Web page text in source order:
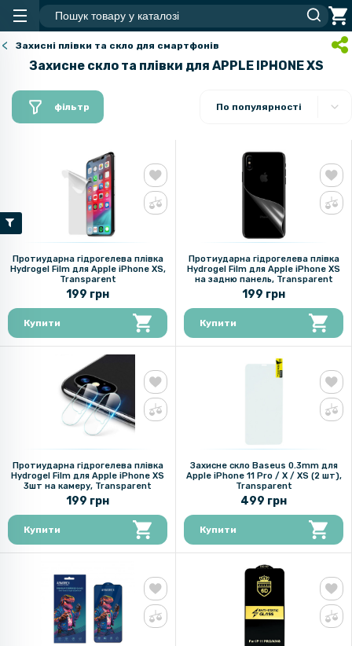
Захисні плівки та скло для смартфонів
Захисне скло та плівки для APPLE IPHONE XS
фільтр По популярності
Протиударна гідрогелева плівка
Hydrogel Film для Apple iPhone XS,
Transparent
199 грн
Купити
Протиударна гідрогелева плівка
Hydrogel Film для Apple iPhone XS
на задню панель, Transparent
199 грн
Купити
Протиударна гідрогелева плівка
Hydrogel Film для Apple iPhone XS
3шт на камеру, Transparent
199 грн
Купити
Захисне скло Baseus 0.3mm для
Apple iPhone 11 Pro / X / XS (2 шт),
Transparent
499 грн
Купити